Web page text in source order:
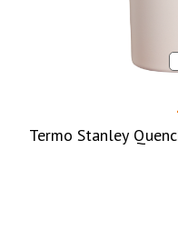
Termo Stanley